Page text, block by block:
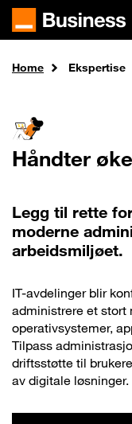
Skip to main content
Home Ekspertise
Håndter
Legg til rette
moderne
arbeidsmiljøet.
IT-avdelinger blir
administrere et stort
operativsystemer,
Tilpass
driftsstøtte til
av digitale løsninger.